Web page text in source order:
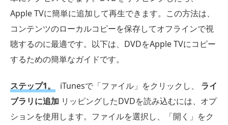
Apple TVに簡単に追加して再生できます。この方法は、
コンテンツのローカルコピーを保存してオフラインで視
聴するのに最適です。以下は、DVDをApple TVにコピー
するための簡単なガイドです。
ステップ1。 iTunesで「ファイル」をクリックし、 ライ
ブラリに追加 リッピングしたDVDを読み込むには、オプ
ションを使用します。ファイルを選択し、「開く」をク